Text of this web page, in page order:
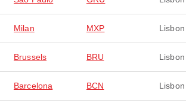
Milan MXP Lisbon
Brussels BRU Lisbon
Barcelona BCN Lisbon